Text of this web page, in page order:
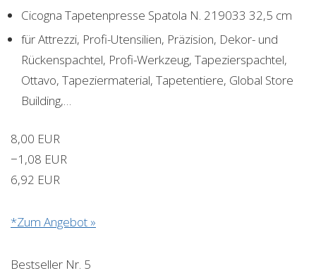
Cicogna Tapetenpresse Spatola N. 219033 32,5 cm
für Attrezzi, Profi-Utensilien, Präzision, Dekor- und
Rückenspachtel, Profi-Werkzeug, Tapezierspachtel,
Ottavo, Tapeziermaterial, Tapetentiere, Global Store
Building,…
8,00 EUR
−1,08 EUR
6,92 EUR
*Zum Angebot »
Bestseller Nr. 5